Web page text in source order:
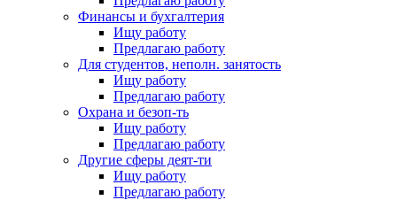
Финансы и бухгалтерия
Ищу работу
Предлагаю работу
Для студентов, неполн. занятость
Ищу работу
Предлагаю работу
Охрана и безоп-ть
Ищу работу
Предлагаю работу
Другие сферы деят-ти
Ищу работу
Предлагаю работу